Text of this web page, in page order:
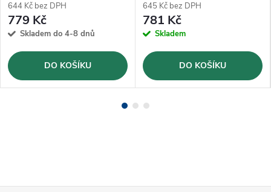
644 Kč bez DPH
779 Kč
Skladem do 4-8 dnů
DO KOŠÍKU
645 Kč bez DPH
781 Kč
Skladem
DO KOŠÍKU